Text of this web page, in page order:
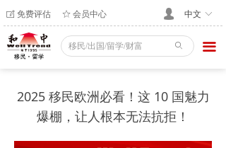
끀
ꂐ 免费评估 ꄃ 会员中心 ꀅ
中文
넙
ꄙ
2025 移民欧洲必看！这 10 国魅力
爆棚，让人根本无法抗拒！